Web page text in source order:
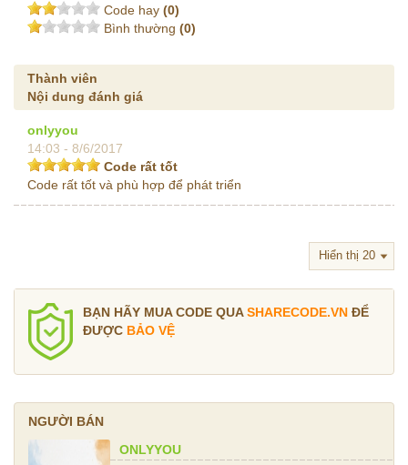
Code hay (0)
Bình thường (0)
Thành viên
Nội dung đánh giá
onlyyou
14:03 - 8/6/2017
Code rất tốt
Code rất tốt và phù hợp để phát triển
BẠN HÃY MUA CODE QUASHARECODE.VN ĐỂ
ĐƯỢC BẢO VỆ
NGƯỜI BÁN
ONLYYOU